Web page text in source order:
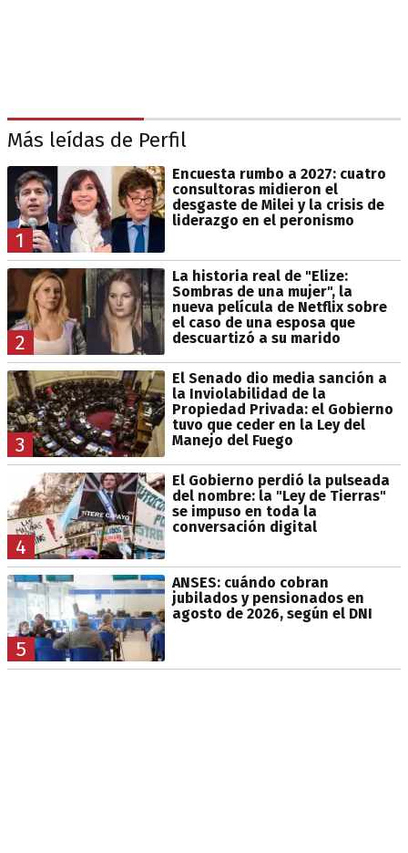
Más leídas de Perfil
1
Encuesta rumbo a 2027: cuatro
consultoras midieron el
desgaste de Milei y la crisis de
liderazgo en el peronismo
2
La historia real de "Elize:
Sombras de una mujer", la
nueva película de Netflix sobre
el caso de una esposa que
descuartizó a su marido
3
El Senado dio media sanción a
la Inviolabilidad de la
Propiedad Privada: el Gobierno
tuvo que ceder en la Ley del
Manejo del Fuego
4
El Gobierno perdió la pulseada
del nombre: la "Ley de Tierras"
se impuso en toda la
conversación digital
5
ANSES: cuándo cobran
jubilados y pensionados en
agosto de 2026, según el DNI